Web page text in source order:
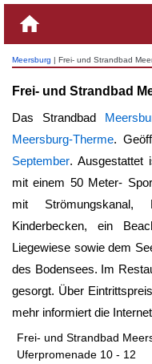
Meersburg | Frei- und Strandbad
Frei- und Strandbad
Das Strandbad
Meersburg-Therme.
September. Ausgestattet
mit einem 50 Meter-
mit
Kinderbecken, ein
Liegewiese sowie dem
des Bodensees. Im
gesorgt. Über
mehr informiert die
Frei- und Strandbad
Uferpromenade 10 - 12